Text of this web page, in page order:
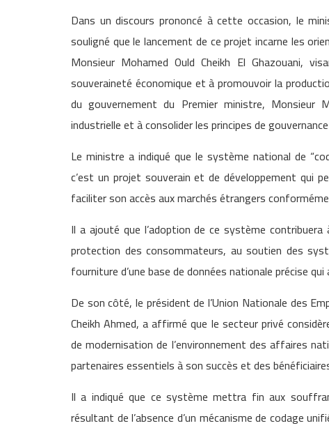
Dans un discours prononcé à cette occasion, le
souligné que le lancement de ce projet incarne les
Monsieur Mohamed Ould Cheikh El Ghazouani,
souveraineté économique et à promouvoir la
du gouvernement du Premier ministre, Monsieur
industrielle et à consolider les principes de
Le ministre a indiqué que le système national de
c’est un projet souverain et de développement qui
faciliter son accès aux marchés étrangers
Il a ajouté que l’adoption de ce système
protection des consommateurs, au soutien des
fourniture d’une base de données nationale précise
De son côté, le président de l’Union Nationale des
Cheikh Ahmed, a affirmé que le secteur privé
de modernisation de l’environnement des affaires
partenaires essentiels à son succès et des
Il a indiqué que ce système mettra fin aux
résultant de l’absence d’un mécanisme de codage